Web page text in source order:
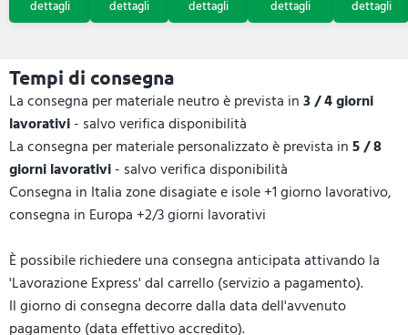
Tempi di consegna
La consegna per materiale neutro è prevista in3 / 4 giorni
lavorativi- salvo verifica disponibilità
La consegna per materiale personalizzato è prevista in5 / 8
giorni lavorativi- salvo verifica disponibilità
Consegna in Italia zone disagiate e isole +1 giorno lavorativo,
consegna in Europa +2/3 giorni lavorativi
È possibile richiedere una consegna anticipata attivando la
'Lavorazione Express' dal carrello (servizio a pagamento).
Il giorno di consegna decorre dalla data dell'avvenuto
pagamento (data effettivo accredito).